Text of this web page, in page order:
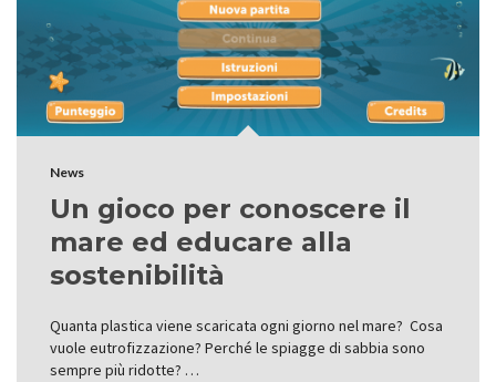
News
Un gioco per conoscere il
mare ed educare alla
sostenibilità
Quanta plastica viene scaricata ogni giorno nel mare? Cosa
vuole eutrofizzazione? Perché le spiagge di sabbia sono
sempre più ridotte? …